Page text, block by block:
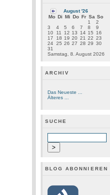
August '26
Mo Di Mi Do Fr Sa So
Samstag, 8. August 2026
1
2
3
4 5 6 7 8
9
10 11 12 13 14 15 16
17
18 19 20 21 22 23
24 25 26 27 28 29 30
31
ARCHIV
Das Neueste ...
Älteres ...
SUCHE
BLOG ABONNIEREN